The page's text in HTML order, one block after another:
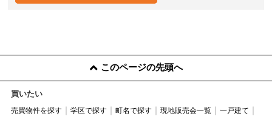
このページの先頭へ
買いたい
売買物件を探す 学区で探す 町名で探す 現地販売会一覧
一戸建て